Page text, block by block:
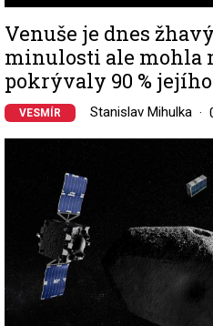
Venuše je dnes
minulosti ale mohla
pokrývaly 90 %
VESMÍR Stanislav Mihulka